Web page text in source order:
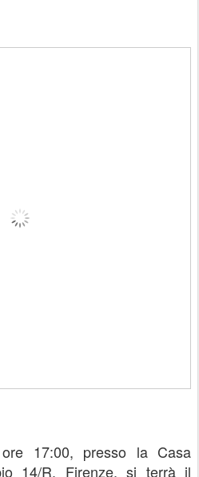
17:00, presso la Casa
14/R, Firenze, si terrà il